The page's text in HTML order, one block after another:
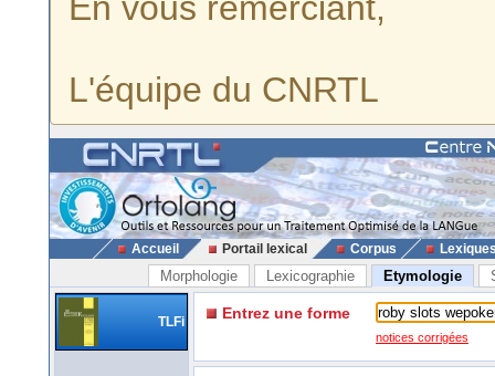
L'équipe du CNRTL
Accueil Portail lexical Corpus
Morphologie Lexicographie Etymologie
TLFi Entrez une forme
notices corrigées